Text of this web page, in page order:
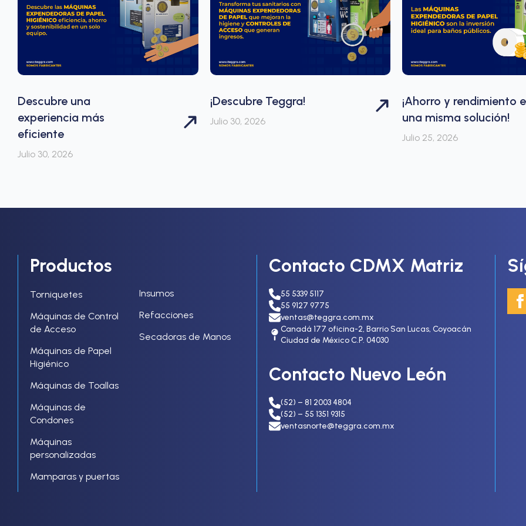
Descubre una
experiencia más
eficiente
Julio 30, 2026
¡Descubre Teggra!
Julio 30, 2026
¡Ahorro y rendimiento
una misma solución!
Julio 25, 2026
Productos
Torniquetes
Máquinas de Control
de Acceso
Máquinas de Papel
Higiénico
Máquinas de Toallas
Máquinas de
Condones
Máquinas
personalizadas
Mamparas y puertas
Insumos
Refacciones
Secadoras de Manos
Contacto CDMX Matriz
55 5339 5117
55 9127 9775
ventas@teggra.com.mx
Canadá 177 oficina-2, Barrio San Lucas, Coyoacán
Ciudad de México C.P. 04030
Contacto Nuevo León
(52) – 81 2003 4804
(52) – 55 1351 9315
ventasnorte@teggra.com.mx